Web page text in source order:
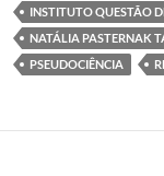
INSTITUTO QUESTÃO
NATÁLIA PASTERNAK
PSEUDOCIÊNCIA